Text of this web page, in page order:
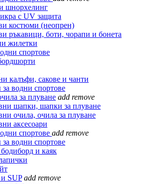
шнорхелинг
с UV защита
костюми (неопрен)
ръкавици, боти, чорапи и бонета
жилетки
спортове
калъфи, сакове и чанти
водни спортове
за плуване add remove
шапки, шапки за плуване
очила, очила за плуване
аксесоари
спортове add remove
водни спортове
и каяк
SUP add remove